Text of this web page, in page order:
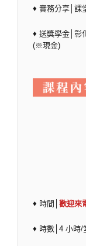
♦ 實務分享│課
♦ 送獎學金│彰
(※現金)
♦ 時間│ 歡迎來
♦ 時數│4 小時/